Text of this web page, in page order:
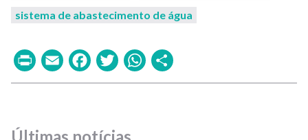
sistema de abastecimento de água
PrintEmailFacebook
TwitterWhatsApp